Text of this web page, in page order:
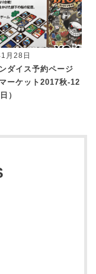
月28日
ダイス予約ページ
ーケット2017秋-12
）